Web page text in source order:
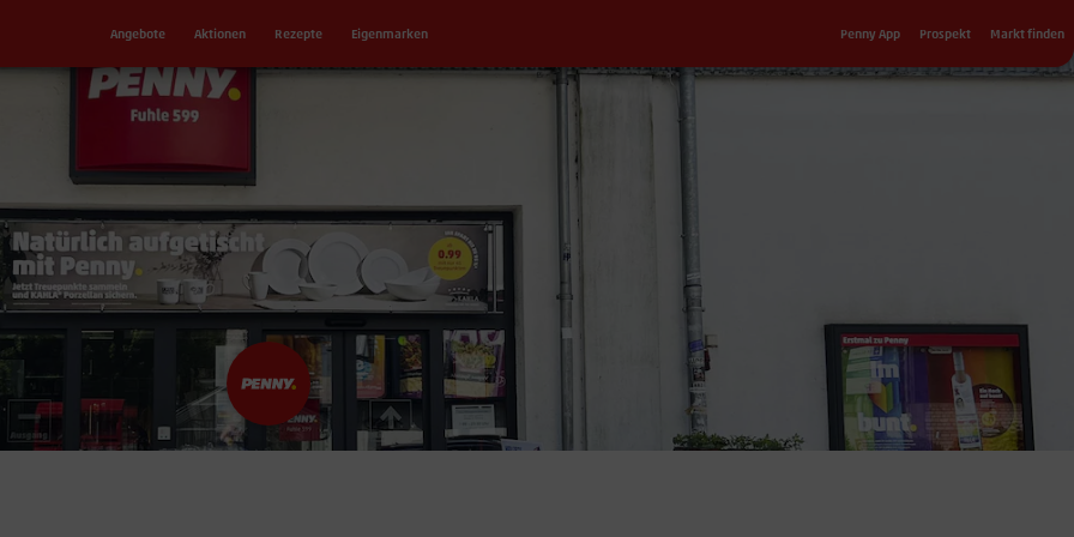
Angebote Aktionen Rezepte Eigenmarken Sekundärnavigation
Penny App Prospekt Markt finden